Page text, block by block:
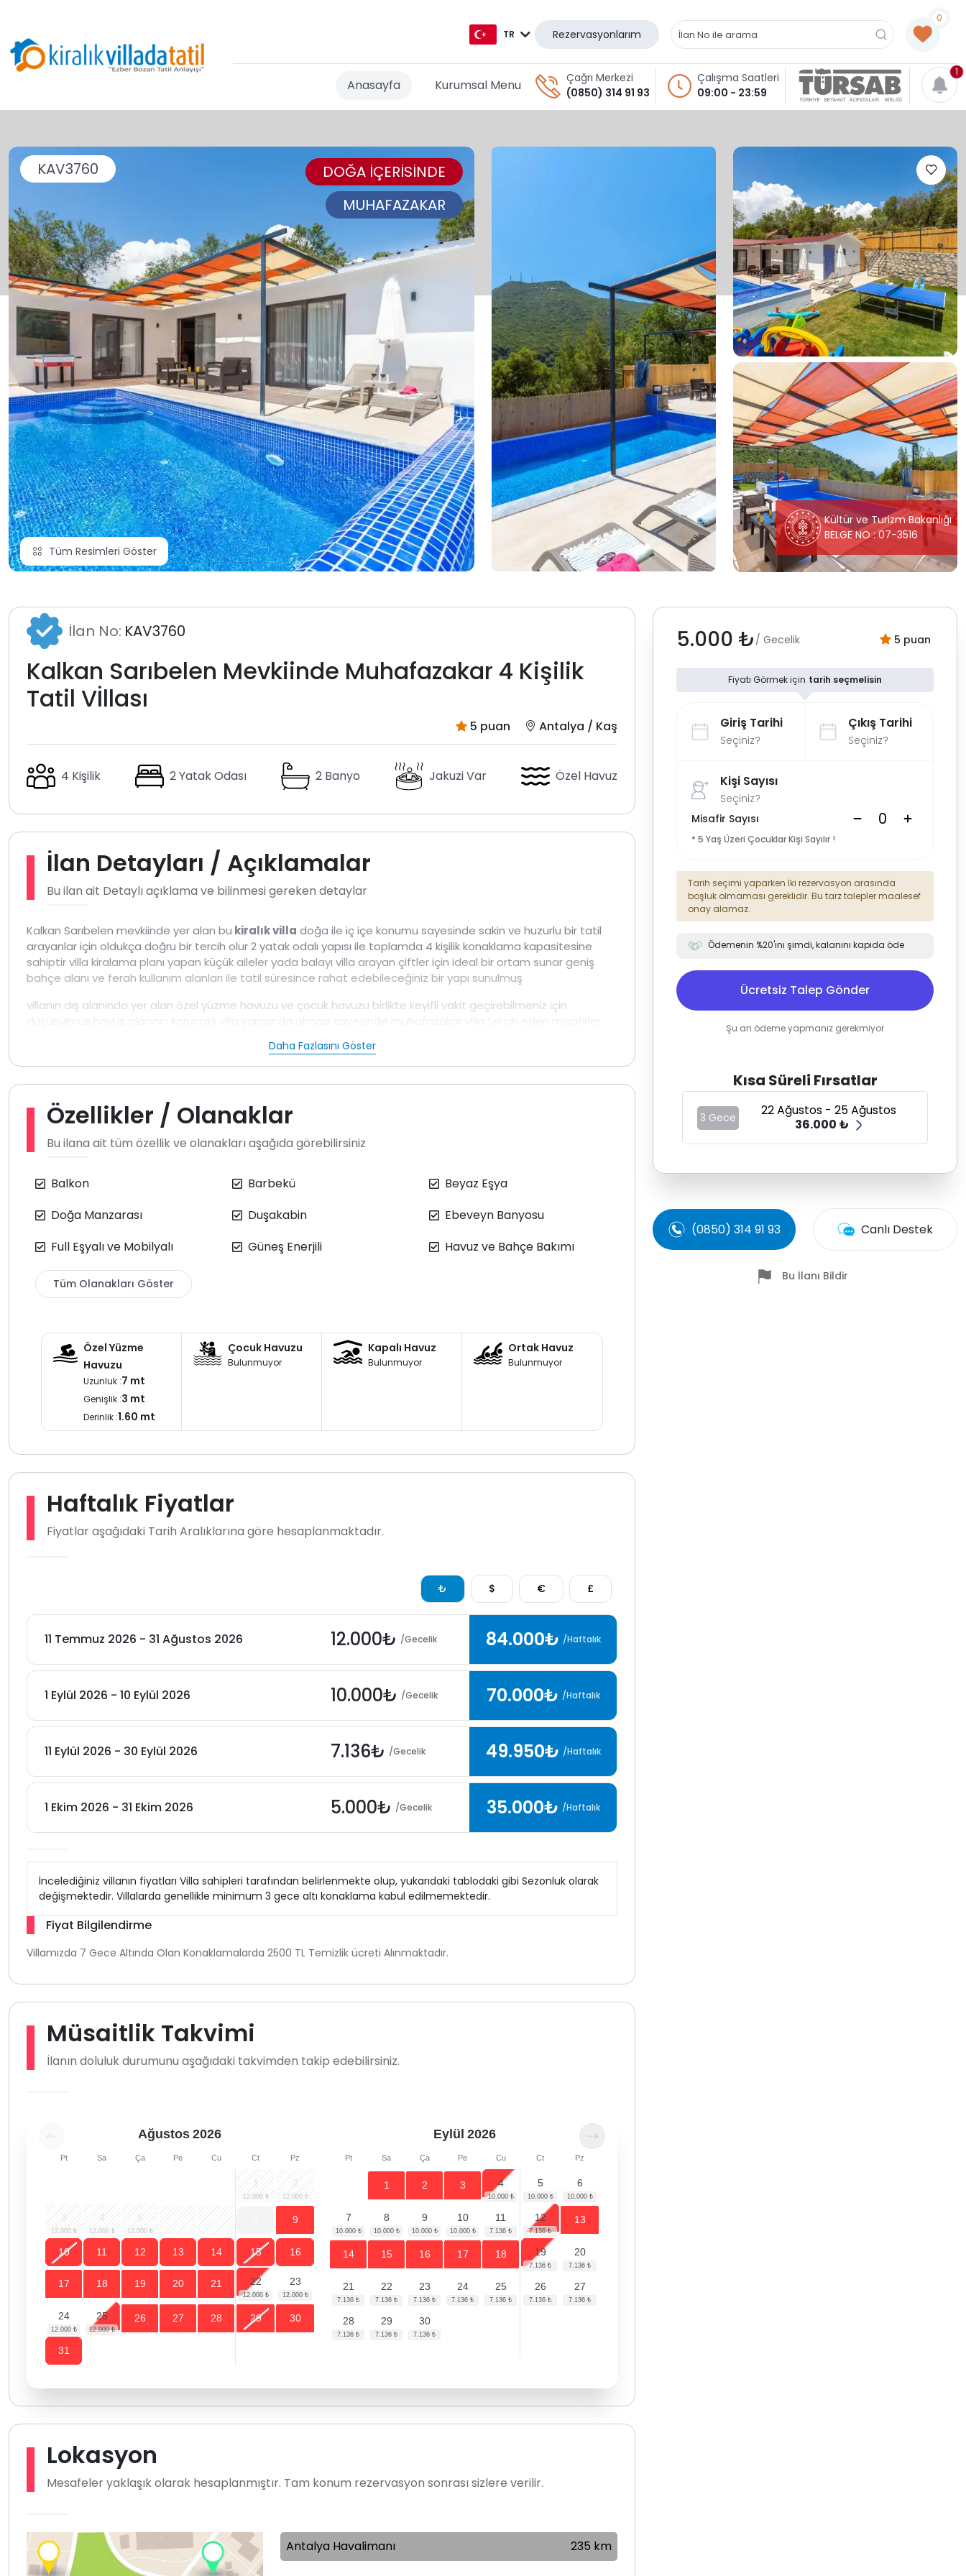
TR Rezervasyonlarım
0
Anasayfa Kurumsal Menu
Çağrı Merkezi
(0850) 314 91 93
Çalışma Saatleri
09:00 - 23:59
1
KAV3760
DOĞA İÇERİSİNDE
MUHAFAZAKAR
Tüm Resimleri Göster
Kültür ve Turizm Bakanlığı
BELGE NO : 07-3516
İlan No: KAV3760
Kalkan Sarıbelen Mevkiinde Muhafazakar 4 Kişilik
Tatil Vİllası
5 puan Antalya / Kaş
4 Kişilik 2 Yatak Odası 2 Banyo Jakuzi Var Özel Havuz
İlan Detayları / Açıklamalar
Bu ilan ait Detaylı açıklama ve bilinmesi gereken detaylar
Kalkan Sarıbelen mevkiinde yer alan bu kiralık villa doğa ile iç içe konumu sayesinde sakin ve huzurlu bir tatil
arayanlar için oldukça doğru bir tercih olur 2 yatak odalı yapısı ile toplamda 4 kişilik konaklama kapasitesine
sahiptir villa kiralama planı yapan küçük aileler yada balayı villa arayan çiftler için ideal bir ortam sunar geniş
bahçe alanı ve ferah kullanım alanları ile tatil süresince rahat edebileceğiniz bir yapı sunulmuş
villanın dış alanında yer alan özel yüzme havuzu ve çocuk havuzu birlikte keyifli vakit geçirebilmeniz için
dinlenme değil aynı zamanda eğlenceli hale getirir salıncak alanı ise gün içinde dinlenmek isteyenler için güzel
bir köşe oluşturur
iç mekanda yer alan jakuzi detayı tatilinize ekstra konfor katarken genel olarak bakıldığında doğa içinde kiralık
korunaklı villa
alternatifleri arasında öne çıkan bir villadır
Daha Fazlasını Göster
Özellikler / Olanaklar
Bu ilana ait tüm özellik ve olanakları aşağıda görebilirsiniz
Balkon Barbekü
Beyaz Eşya
Doğa Manzarası
Duşakabin
Ebeveyn Banyosu
Full Eşyalı ve Mobilyalı
Güneş Enerjili Havuz ve Bahçe Bakımı
Tüm Olanakları Göster
Özel Yüzme
Havuzu
Uzunluk :7 mt
Genişlik :3 mt
Derinlik :1.60 mt
Çocuk Havuzu
Bulunmuyor
Kapalı Havuz
Bulunmuyor
Ortak Havuz
Bulunmuyor
Haftalık Fiyatlar
Fiyatlar aşağıdaki Tarih Aralıklarına göre hesaplanmaktadır.
₺ $ € £
11 Temmuz 2026 - 31 Ağustos 2026 12.000₺ /Gecelik 84.000₺ /Haftalık
1 Eylül 2026 - 10 Eylül 2026 10.000₺ /Gecelik 70.000₺ /Haftalık
11 Eylül 2026 - 30 Eylül 2026 7.136₺ /Gecelik 49.950₺ /Haftalık
1 Ekim 2026 - 31 Ekim 2026 5.000₺ /Gecelik 35.000₺ /Haftalık
İncelediğiniz villanın fiyatları Villa sahipleri tarafından belirlenmekte olup, yukarıdaki tablodaki gibi Sezonluk olarak
değişmektedir. Villalarda genellikle minimum 3 gece altı konaklama kabul edilmemektedir.
Fiyat Bilgilendirme
Villamızda 7 Gece Altında Olan Konaklamalarda 2500 TL Temizlik ücreti Alınmaktadır.
Müsaitlik Takvimi
İlanın doluluk durumunu aşağıdaki takvimden takip edebilirsiniz.
Ağustos 2026
Pt Sa Ça Pe Cu Ct Pz
1 2
3 4 5 9
10 11 12 13 14 15 16
17 18 19 20 21 22 23
24 25 26 27 28 29 30
31
Eylül 2026
Pt Sa Ça Pe Cu Ct Pz
1 2 3 4 5 6
7 8 9 10 11 12 13
14 15 16 17 18 19 20
21 22 23 24 25 26 27
28 29 30
Lokasyon
Mesafeler yaklaşık olarak hesaplanmıştır. Tam konum rezervasyon sonrası sizlere verilir.
Antalya Havalimanı 235 km
5.000 ₺ / Gecelik 5 puan
Fiyatı Görmek için tarih seçmelisin
Giriş Tarihi
Seçiniz?
Çıkış Tarihi
Seçiniz?
Kişi Sayısı
Seçiniz?
Misafir Sayısı
* 5 Yaş Üzeri Çocuklar Kişi Sayılır !
Tarih seçimi yaparken İki rezervasyon arasında
boşluk olmaması gereklidir. Bu tarz talepler maalesef
onay alamaz.
Ödemenin %20'ını şimdi, kalanını kapıda öde
Ücretsiz Talep Gönder
Şu an ödeme yapmanız gerekmiyor
Kısa Süreli Fırsatlar
3 Gece
22 Ağustos - 25 Ağustos
36.000 ₺
(0850) 314 91 93 Canlı Destek
Bu İlanı Bildir